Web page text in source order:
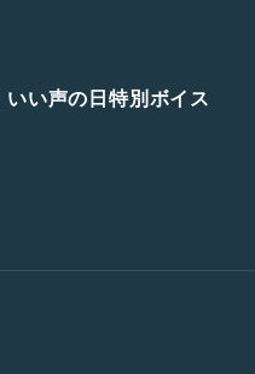
い声の日特別ボイス